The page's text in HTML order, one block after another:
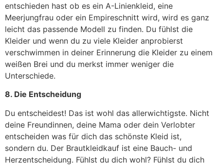
entschieden hast ob es ein A-Linienkleid, eine
Meerjungfrau oder ein Empireschnitt wird, wird es ganz
leicht das passende Modell zu finden. Du fühlst die
Kleider und wenn du zu viele Kleider anprobierst
verschwimmen in deiner Erinnerung die Kleider zu einem
weißen Brei und du merkst immer weniger die
Unterschiede.
8. Die Entscheidung
Du entscheidest! Das ist wohl das allerwichtigste. Nicht
deine Freundinnen, deine Mama oder dein Verlobter
entscheiden was für dich das schönste Kleid ist,
sondern du. Der Brautkleidkauf ist eine Bauch- und
Herzentscheidung. Fühlst du dich wohl? Fühlst du dich